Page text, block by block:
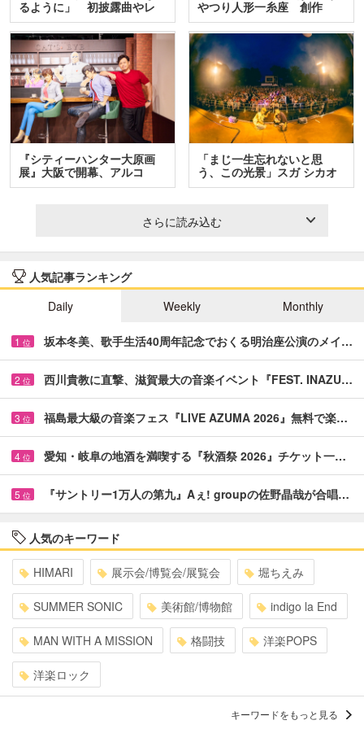
るように」 初披露曲やレ
ア…
やつり人形一糸座 創作
人…
『シティーハンター大原画
展』大阪で開幕、アルコ
＆…
「まじ一生忘れないと思
う、この光景」スガ シカオ
と…
さらに読み込む
人気記事ランキング
Daily
Weekly Monthly
1 位 坂本冬美、歌手生活40周年記念でおくる明治座公演のメイ…
2 位 西川貴教に直撃、滋賀最大の音楽イベント『FEST. INAZU…
3 位 福島最大級の音楽フェス『LIVE AZUMA 2026』無料で楽…
4 位 愛知・岐阜の地酒を満喫する『秋酒祭 2026』チケット一…
5 位 『サントリー1万人の第九』Aぇ! groupの佐野晶哉が合唱…
人気のキーワード
HIMARI 展示会/博覧会/展覧会 堀ちえみ
SUMMER SONIC 美術館/博物館 indigo la End
MAN WITH A MISSION 格闘技 洋楽POPS
洋楽ロック
キーワードをもっと見る